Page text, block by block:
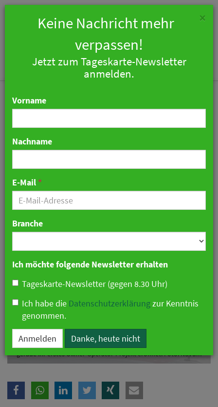
Novum Hospitality strebt
Auflösung des
Aufsichtsrats an
Mit dem Holiday Inn – the niu Quay Hamburg hat Novum Hospitality
gerade ihr erstes Owner-Operator-Projekt eröffnet. Foto: Novum
×
Keine Nachricht mehr
verpassen!
Jetzt zum Tageskarte-Newsletter
anmelden.
Vorname
Nachname
E-Mail *
Branche
Ich möchte folgende Newsletter erhalten
Tageskarte-Newsletter (gegen 8.30 Uhr)
Ich habe die Datenschutzerklärungzur Kenntnis
genommen.
Anmelden Danke, heute nicht